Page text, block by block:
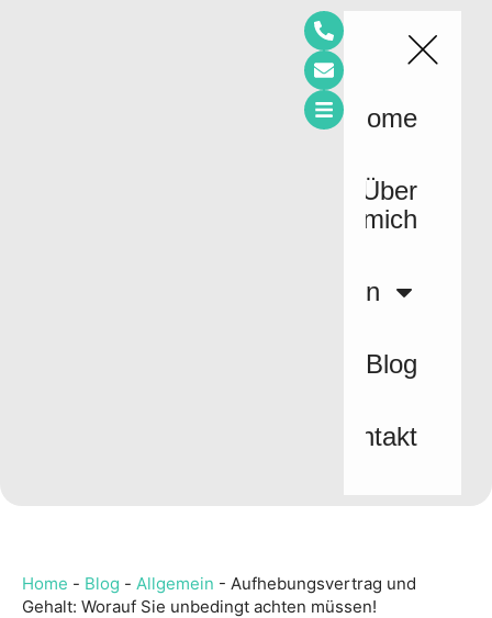
Home
Über
mich
Leistungen
Blog
Kontakt
Home - Blog - Allgemein - Aufhebungsvertrag und
Gehalt: Worauf Sie unbedingt achten müssen!